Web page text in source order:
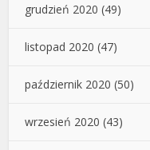
grudzień 2020 (49)
listopad 2020 (47)
październik 2020 (50)
wrzesień 2020 (43)